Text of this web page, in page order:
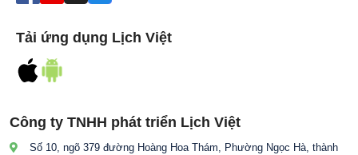
Công ty TNHH phát triển Lịch Việt
Số 10, ngõ 379 đường Hoàng Hoa Thám, Phường Ngọc Hà, thành
Tải ứng dụng Lịch Việt